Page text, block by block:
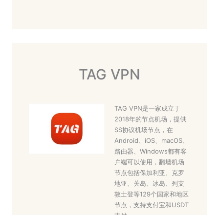
TAG VPN
TAG VPN是一家成立于
2018年的节点机场，提供
SS协议机场节点，在
Android、iOS、macOS、
路由器、Windows都有客
户端可以使用，翻墙机场
节点包括保加利亚、克罗
地亚、关岛、冰岛、列支
敦士登等129个国家和地区
节点，支持支付宝和USDT